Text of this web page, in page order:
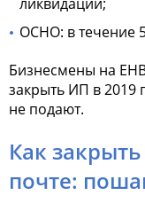
ОСНО: в течение
Бизнесмены на
закрыть ИП в 2019
не подают.
Как
почте: